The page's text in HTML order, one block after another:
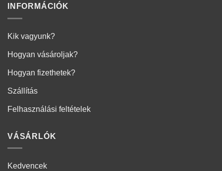
INFORMÁCIÓK
Kik vagyunk?
Hogyan vásároljak?
Hogyan fizethetek?
Szállítás
Felhasználási feltételek
VÁSÁRLÓK
Kedvencek